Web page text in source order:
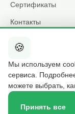
Сертификаты
Контакты
КОНТАКТЫ
📞 +7 495 015-
ежедневно
МО, Люберцы,
🍪
Мы используем
сервиса.
можете выбрать,
Принять все